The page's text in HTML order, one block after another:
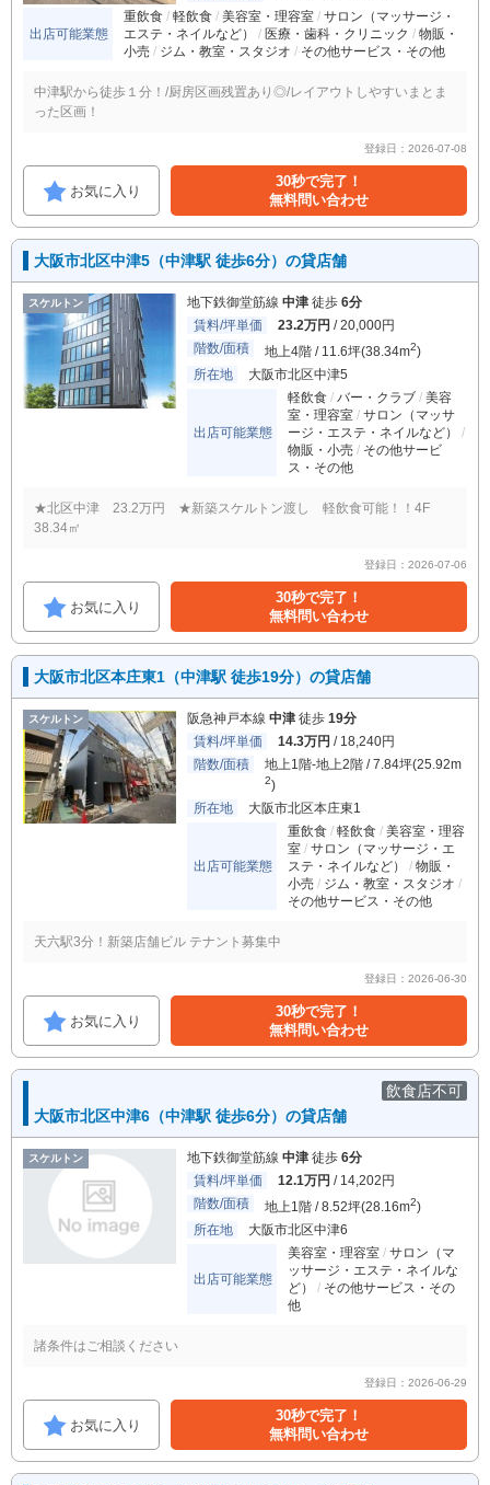
出店可能業態
重飲食 軽飲食 美容室・理容室
サロン（マッサージ・
エステ・ネイルなど）
医療・歯科・クリニック
物販・
小売
ジム・教室・スタジオ その他サービス・その他
中津駅から徒歩１分！/厨房区画残置あり◎/レイアウトしやすいまとま
った区画！
登録日：2026-07-08
お気に入り
30秒で完了！
無料問い合わせ
大阪市北区中津5（中津駅 徒歩6分）の貸店舗
スケルトン 地下鉄御堂筋線 中津 徒歩 6分
賃料/坪単価
23.2万円 / 20,000円
階数/面積
地上4階 / 11.6坪(38.34m2)
所在地
大阪市北区中津5
出店可能業態
軽飲食 バー・クラブ
美容
室・理容室
サロン（マッサ
ージ・エステ・ネイルなど）
物販・小売
その他サービ
ス・その他
★北区中津 23.2万円 ★新築スケルトン渡し 軽飲食可能！！4F
38.34㎡
登録日：2026-07-06
お気に入り
30秒で完了！
無料問い合わせ
大阪市北区本庄東1（中津駅 徒歩19分）の貸店舗
スケルトン 阪急神戸本線 中津 徒歩 19分
賃料/坪単価
14.3万円 / 18,240円
階数/面積
地上1階-地上2階 / 7.84坪(25.92m
2)
所在地
大阪市北区本庄東1
出店可能業態
重飲食 軽飲食
美容室・理容
室
サロン（マッサージ・エ
ステ・ネイルなど）
物販・
小売
ジム・教室・スタジオ
その他サービス・その他
天六駅3分！新築店舗ビル テナント募集中
登録日：2026-06-30
お気に入り
30秒で完了！
無料問い合わせ
飲食店不可
大阪市北区中津6（中津駅 徒歩6分）の貸店舗
スケルトン 地下鉄御堂筋線 中津 徒歩 6分
賃料/坪単価
12.1万円 / 14,202円
階数/面積
地上1階 / 8.52坪(28.16m2)
所在地
大阪市北区中津6
出店可能業態
美容室・理容室
サロン（マ
ッサージ・エステ・ネイルな
ど）
その他サービス・その
他
諸条件はご相談ください
登録日：2026-06-29
お気に入り
30秒で完了！
無料問い合わせ